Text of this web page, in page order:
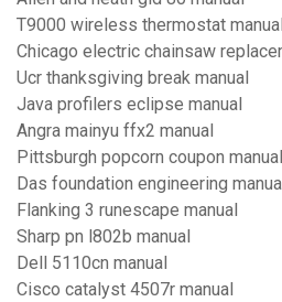
T9000 wireless thermostat manual
Chicago electric chainsaw
Ucr thanksgiving break manual
Java profilers eclipse manual
Angra mainyu ffx2 manual
Pittsburgh popcorn coupon manual
Das foundation engineering manual
Flanking 3 runescape manual
Sharp pn l802b manual
Dell 5110cn manual
Cisco catalyst 4507r manual